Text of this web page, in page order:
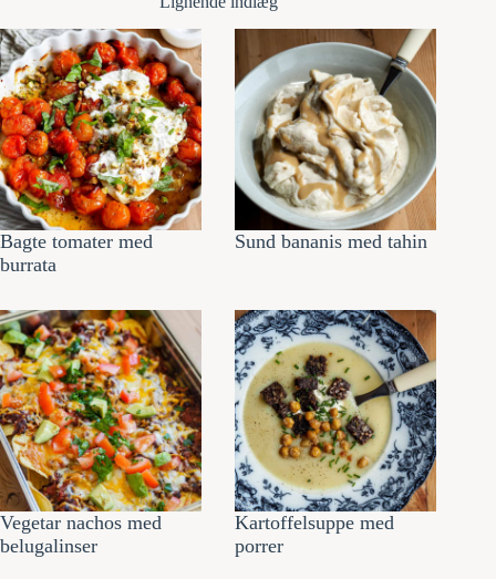
Bagte tomater med
burrata
Sund bananis med tahin
Vegetar nachos med
belugalinser
Kartoffelsuppe med
porrer